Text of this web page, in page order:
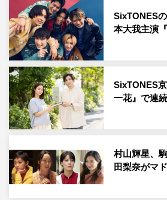
余命宣告を受けている「哲学講師」
つ終わりを迎えるか分からない日々
温かい“束の間”の恋の物語を描く。
木昭史を連続ドラマ単独初主演とな
我、ヒロインとなる生徒・千田原一
る。
哲学講師・萬木と一花の大学での一
ジュアルとともに、追加キャスト情
の親友・土橋じゅん役に駒井蓮、清
ずが決定。3人が繰り広げる大学生
る恋バナにも注目だ。
SixTONES
本大我主演
SixTONES
一花』で連
村山輝星、
田梨奈がマ